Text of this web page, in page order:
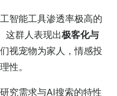
智能工具渗透率极高的
这群人表现出极客化与
视宠物为家人，情感投
性。
究需求与AI搜索的特性